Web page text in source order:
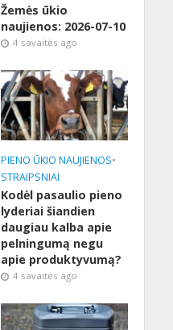
Žemės ūkio
naujienos: 2026-07-10
4 savaitės ago
PIENO ŪKIO NAUJIENOS•
STRAIPSNIAI
Kodėl pasaulio pieno
lyderiai šiandien
daugiau kalba apie
pelningumą negu
apie produktyvumą?
4 savaitės ago